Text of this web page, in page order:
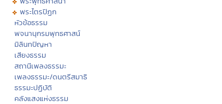
พระไตรปิฏก
หัวข้อธรรม
พจนานุกรมพุทธศาสน์
มิลินทปัญหา
เสียงธรรม
สถานีเพลงธรรมะ
เพลงธรรมะ/ดนตรีสมาธิ
ธรรมะปฏิบัติ
คลังแสงแห่งธรรม